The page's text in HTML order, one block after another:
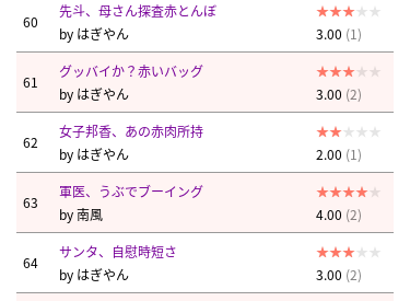
60
先斗、母さん探査赤とんぼ
by はぎやん 3.00 (1)
61
グッバイか？赤いバッグ
by はぎやん 3.00 (2)
62
女子邦香、あの赤肉所持
by はぎやん 2.00 (1)
63
軍医、うぶでブーイング
by南風 4.00 (2)
64
サンタ、自慰時短さ
by はぎやん 3.00 (2)